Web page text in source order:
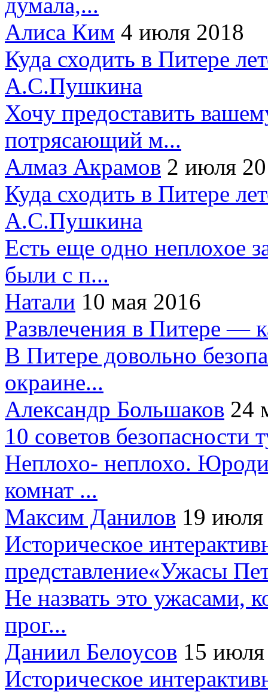
Алиса Ким 4 июля 2018
Куда сходить в Питере
А.С.Пушкина
Хочу предоставить
потрясающий м...
Алмаз Акрамов 2 июля
Куда сходить в Питере
А.С.Пушкина
Есть еще одно неплохое
были с п...
Натали 10 мая 2016
Развлечения в Питере —
В Питере довольно
окраине...
Александр Большаков 24
10 советов безопасности
Неплохо- неплохо.
комнат ...
Максим Данилов 19
Историческое
представление«Ужасы
Не назвать это ужасами,
прог...
Даниил Белоусов 15
Историческое